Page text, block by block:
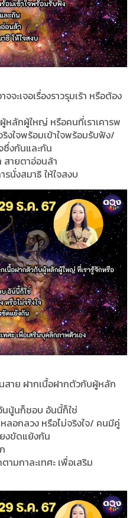
จะเจอเรื่องราวรุมเร้า หรือต้อง
หลักผู้ใหญ่ หรือคนที่เราเคารพ
งใจพร้อมเข้าใจพร้อมรับฟัง/
ซึ่งกันและกัน
ายตาอ่อนล้า
นั่งสมาธิ ให้ใจสงบ
สาย ฝากเนื้อฝากตัวกับผู้หลัก
นนู้นก็ชอบ อันนี้ก็ใช่
ลอกลวง หรือไม่จริงใจ/ คนมีคู่
ยงขัดแย้งกัน
มกาละเทศะ เพื่อเสริม